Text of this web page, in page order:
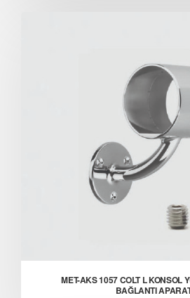
MET-AKS 1057 COLT L KONSOL
BAĞLANTI